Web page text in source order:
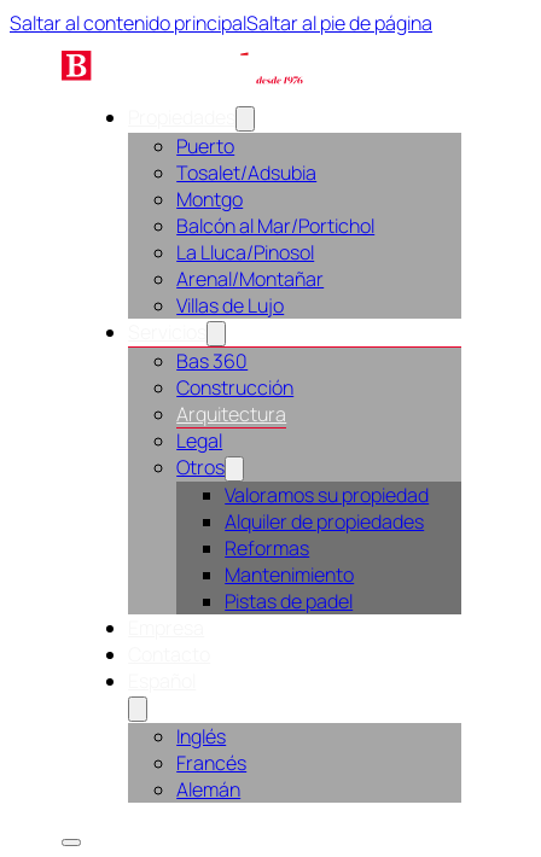
Saltar al contenido principalSaltar al pie de página
Propiedades
Puerto
Tosalet/Adsubia
Montgo
Balcón al Mar/Portichol
La Lluca/Pinosol
Arenal/Montañar
Villas de Lujo
Servicios
Bas 360
Construcción
Arquitectura
Legal
Otros
Valoramos su propiedad
Alquiler de propiedades
Reformas
Mantenimiento
Pistas de padel
Inglés
Francés
Alemán